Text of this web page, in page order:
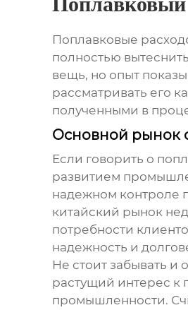
Поплавковые
полностью
вещь, но опыт
рассматривать его
полученными в
Основной рынок
Если говорить о
развитием
надежном контроле
китайский рынок
потребности
надежность и
Не стоит забывать и
растущий интерес к
промышленности.